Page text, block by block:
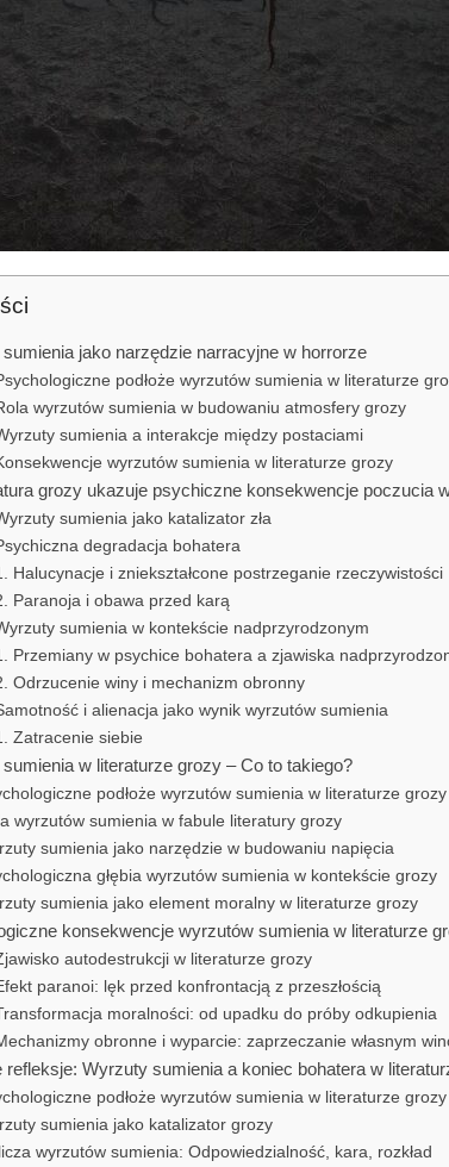
jako narzędzie narracyjne w horrorze
podłoże wyrzutów sumienia w literaturze
wyrzutów sumienia w budowaniu atmosfery grozy
sumienia a interakcje między postaciami
wyrzutów sumienia w literaturze grozy
grozy ukazuje psychiczne konsekwencje poczucia
sumienia jako katalizator zła
degradacja bohatera
Halucynacje i zniekształcone postrzeganie rzeczywistości
Paranoja i obawa przed karą
sumienia w kontekście nadprzyrodzonym
Przemiany w psychice bohatera a zjawiska
Odrzucenie winy i mechanizm obronny
i alienacja jako wynik wyrzutów sumienia
Zatracenie siebie
w literaturze grozy – Co to takiego?
podłoże wyrzutów sumienia w literaturze grozy
wyrzutów sumienia w fabule literatury grozy
sumienia jako narzędzie w budowaniu napięcia
głębia wyrzutów sumienia w kontekście grozy
sumienia jako element moralny w literaturze grozy
konsekwencje wyrzutów sumienia w literaturze
autodestrukcji w literaturze grozy
paranoi: lęk przed konfrontacją z przeszłością
moralności: od upadku do próby odkupienia
obronne i wyparcie: zaprzeczanie własnym
refleksje: Wyrzuty sumienia a koniec bohatera w
podłoże wyrzutów sumienia w literaturze grozy
sumienia jako katalizator grozy
wyrzutów sumienia: Odpowiedzialność, kara, rozkład